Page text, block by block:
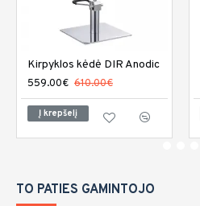
Kirpyklos kėdė DIR Anodic
559.00€ 610.00€
Į krepšelį
TO PATIES GAMINTOJO